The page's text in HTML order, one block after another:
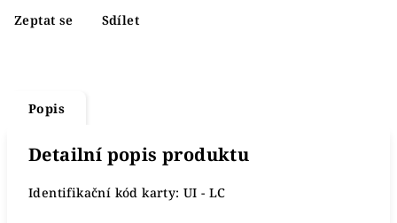
Zeptat se Sdílet
Popis
Detailní popis produktu
Identifikační kód karty: UI - LC